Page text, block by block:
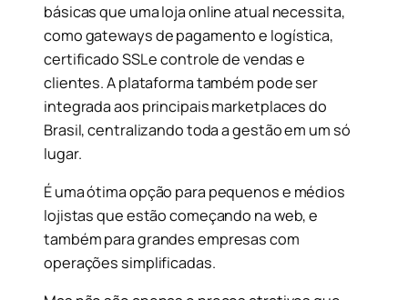
básicas que uma loja online atual necessita,
como gateways de pagamento e logística,
certificado SSL e controle de vendas e
clientes. A plataforma também pode ser
integrada aos principais marketplaces do
Brasil, centralizando toda a gestão em um só
lugar.
É uma ótima opção para pequenos e médios
lojistas que estão começando na web, e
também para grandes empresas com
operações simplificadas.